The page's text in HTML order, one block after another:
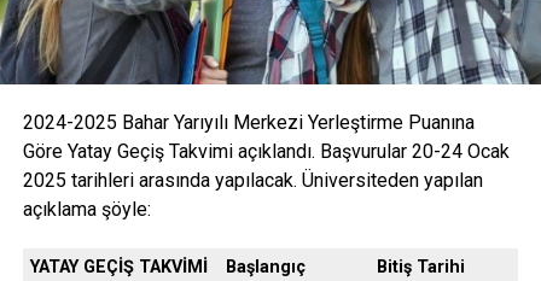
2024-2025 Bahar Yarıyılı Merkezi Yerleştirme Puanına
Göre Yatay Geçiş Takvimi açıklandı. Başvurular 20-24 Ocak
2025 tarihleri arasında yapılacak. Üniversiteden yapılan
açıklama şöyle:
YATAY GEÇİŞ TAKVİMİ
Başlangıç
Bitiş Tarihi